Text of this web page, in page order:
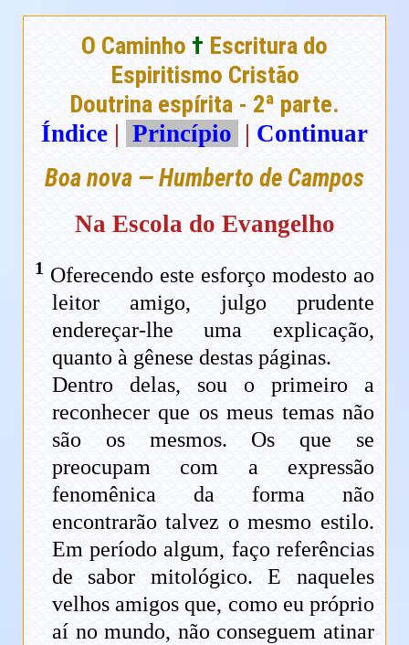
O Caminho † Escritura do
Espiritismo Cristão
Doutrina espírita - 2ª parte.
Índice | Princípio | Continuar
Boa nova — Humberto de Campos
Na Escola do Evangelho
1 Oferecendo este esforço modesto ao
leitor amigo, julgo prudente
endereçar-lhe uma explicação,
quanto à gênese destas páginas.
Dentro delas, sou o primeiro a
reconhecer que os meus temas não
são os mesmos. Os que se
preocupam com a expressão
fenomênica da forma não
encontrarão talvez o mesmo estilo.
Em período algum, faço referências
de sabor mitológico. E naqueles
velhos amigos que, como eu próprio
aí no mundo, não conseguem atinar